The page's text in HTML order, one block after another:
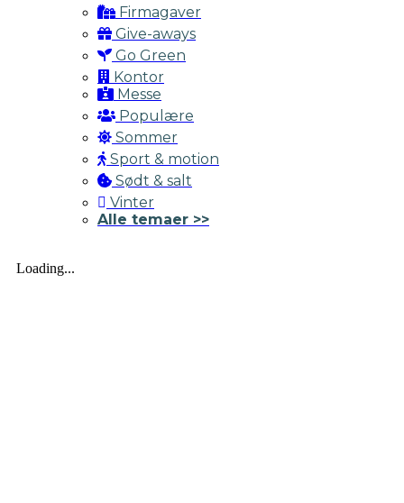
Firmagaver
Give-aways
Go Green
Kontor
Messe
Populære
Sommer
Sport & motion
Sødt & salt
Vinter
Alle temaer >>
Loading...